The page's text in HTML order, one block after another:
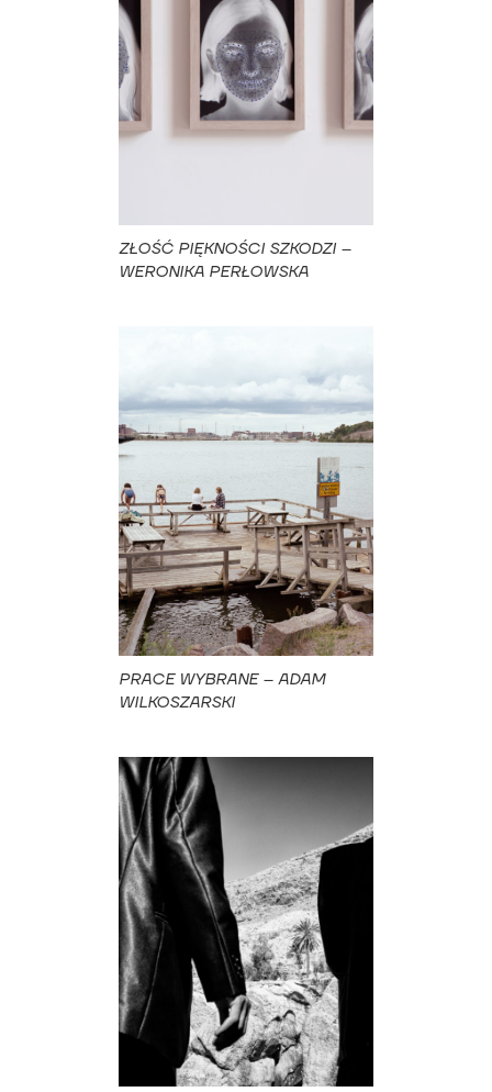
ZŁOŚĆ PIĘKNOŚCI SZKODZI –
WERONIKA PERŁOWSKA
PRACE WYBRANE – ADAM
WILKOSZARSKI